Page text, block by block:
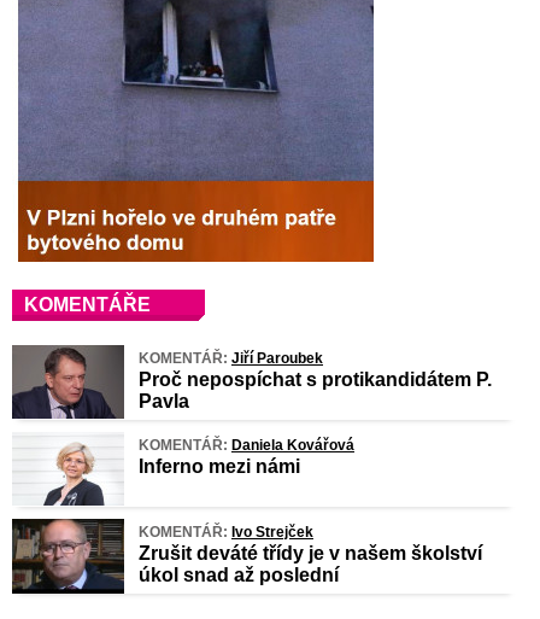
KOMENTÁŘE
KOMENTÁŘ: Jiří Paroubek
Proč nepospíchat s protikandidátem P.
Pavla
KOMENTÁŘ: Daniela Kovářová
Inferno mezi námi
KOMENTÁŘ: Ivo Strejček
Zrušit deváté třídy je v našem školství
úkol snad až poslední